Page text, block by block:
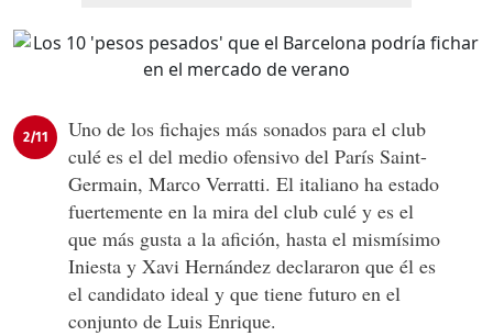
2/11
Uno de los fichajes más sonados para el club
culé es el del medio ofensivo del París Saint-
Germain, Marco Verratti. El italiano ha estado
fuertemente en la mira del club culé y es el
que más gusta a la afición, hasta el mismísimo
Iniesta y Xavi Hernández declararon que él es
el candidato ideal y que tiene futuro en el
conjunto de Luis Enrique.